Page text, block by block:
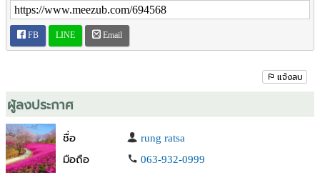
วิทยาลัยนาฎศิลป 6 นาที
วิทยาลัยวิทยาศาสตร์และเทคโนโลยีการกีฬา 6 นาที
มหาวิทยาลัยราชมงคลรัตนโกสินทร์ 6 นาที
#ขายคอนโด #คอนโดพร้มอยู่ #ปล่อยเช่าคอนโด #ลงทุนคอนโด #คอน
โดใกล้มหาลัย #ไอคอนโดศาลายา #หาของกินง่าย #สะดวกสบาย #ลงทุน
พร้อมรับรายได้ทันที #คอนโดทำเลดี #ศาลายา #มหิดลศาลายา #รุ่งรีวิว
ที่ดิน #รุ่ง2568 #ที่ดินดีดีชีวิตดี๊ดี
FB LINE Email
แจ้งลบ
ผู้ลงประกาศ
ชื่อ
rung ratsa
มือถือ
063-932-0999